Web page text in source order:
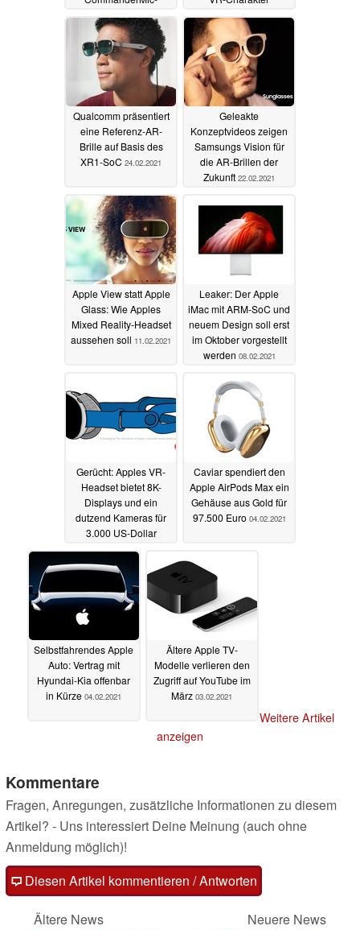
Mikrofon06.04.2021
übertragen10.03.2021
Qualcomm präsentiert
eine Referenz-AR-
Brille auf Basis des
XR1-SoC 24.02.2021
Geleakte
Konzeptvideos zeigen
Samsungs Vision für
die AR-Brillen der
Zukunft 22.02.2021
Apple View statt Apple
Glass: Wie Apples
Mixed Reality-Headset
aussehen soll 11.02.2021
Leaker: Der Apple
iMac mit ARM-SoC und
neuem Design soll erst
im Oktober vorgestellt
werden 08.02.2021
Gerücht: Apples VR-
Headset bietet 8K-
Displays und ein
dutzend Kameras für
3.000 US-Dollar
04.02.2021
Caviar spendiert den
Apple AirPods Max ein
Gehäuse aus Gold für
97.500 Euro 04.02.2021
Selbstfahrendes Apple
Auto: Vertrag mit
Hyundai-Kia offenbar
in Kürze 04.02.2021
Ältere Apple TV-
Modelle verlieren den
Zugriff auf YouTube im
März 03.02.2021
Weitere Artikel
anzeigen
Kommentare
Fragen, Anregungen, zusätzliche Informationen zu diesem
Artikel? - Uns interessiert Deine Meinung (auch ohne
Anmeldung möglich)!
Diesen Artikel kommentieren / Antworten
Ältere News
Neuere News